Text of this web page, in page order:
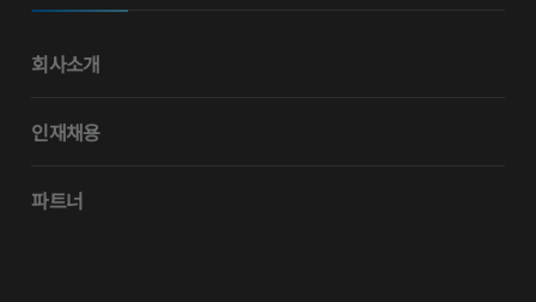
회사소개
인재채용
파트너